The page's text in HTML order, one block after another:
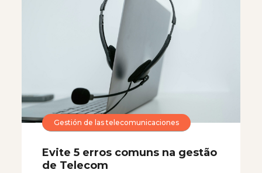
Gestión de las telecomunicaciones
Evite 5 erros comuns na gestão
de Telecom